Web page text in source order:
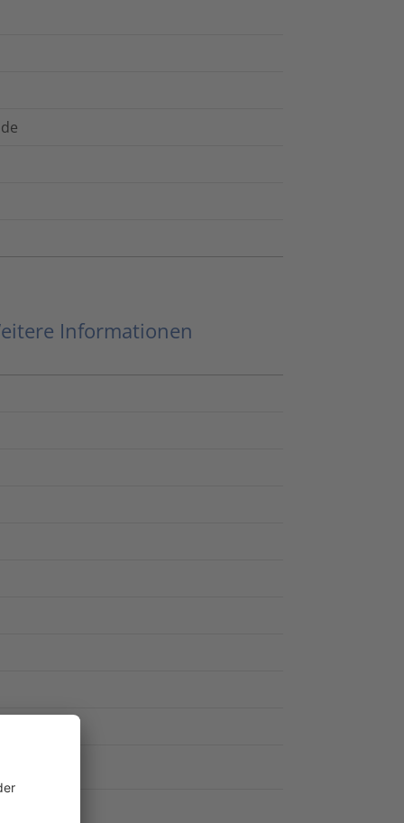
Informationen